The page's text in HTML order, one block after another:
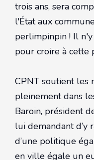
trois ans, sera
l'État aux
perlimpinpin ! Il
pour croire à cette
CPNT soutient les
pleinement dans
Baroin, président
lui demandant d’y
d’une politique
en ville égale un